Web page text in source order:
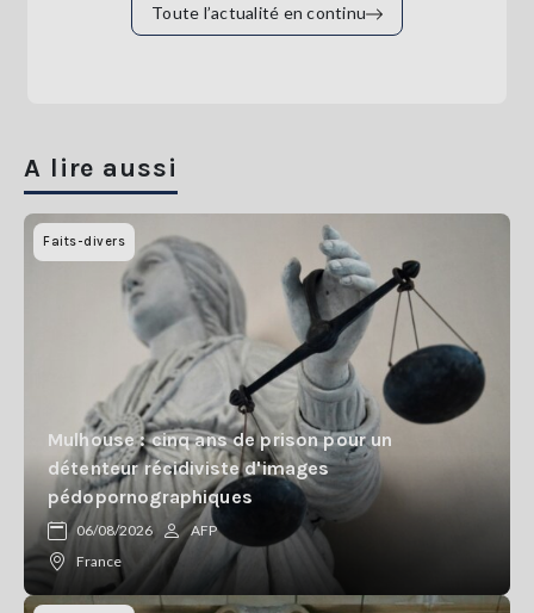
Toute l’actualité en continu
A lire aussi
Faits-divers
Mulhouse : cinq ans de prison pour un
détenteur récidiviste d'images
pédopornographiques
06/08/2026
AFP
France